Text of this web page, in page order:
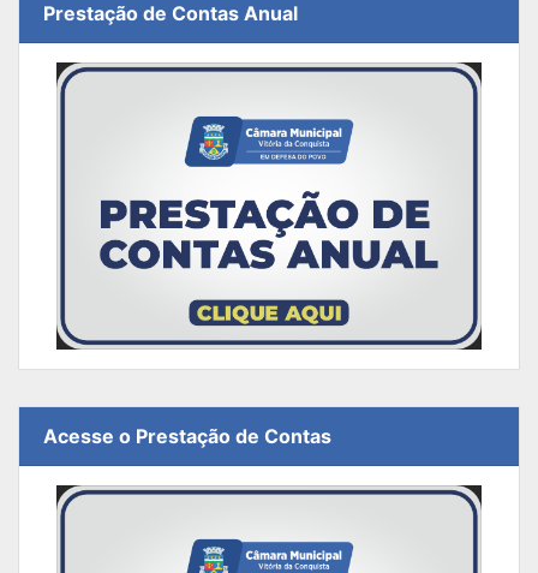
Prestação de Contas Anual
Acesse o Prestação de Contas